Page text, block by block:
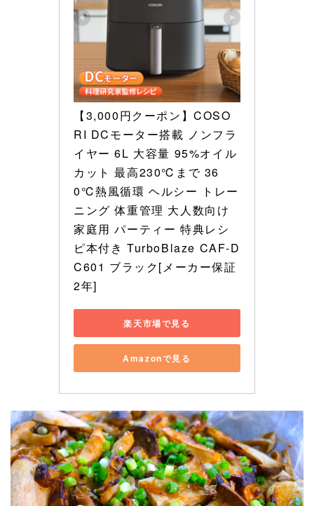
【3,000円クーポン】COSO
RI DCモーター搭載 ノンフラ
イヤー 6L 大容量 95%オイル
カット 最高230℃まで 36
0℃熱風循環 ヘルシー トレー
ニング 体重管理 大人数向け
家庭用 パーティー 特典レシ
ピ本付き TurboBlaze CAF-D
C601 ブラック[メーカー保証
2年]
楽天市場で見る
Amazonで見る